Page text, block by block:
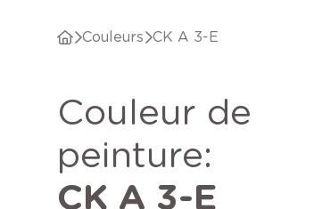
Couleurs CK A 3-E
Couleur de
peinture:
CK A 3-E